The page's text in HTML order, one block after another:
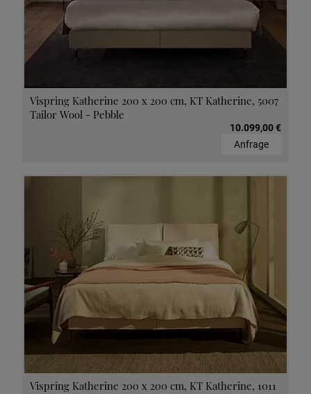
Vispring Katherine 200 x 200 cm, KT Katherine, 5007
Tailor Wool - Pebble
10.099,00 €
Anfrage
Vispring Katherine 200 x 200 cm, KT Katherine, 1011